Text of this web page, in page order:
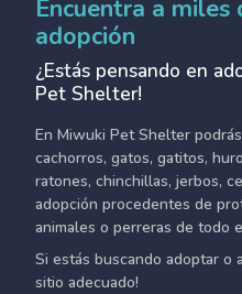
Encuentra a miles
adopción
¿Estás pensando en
Pet Shelter!
En Miwuki Pet Shelter
cachorros, gatos, gatitos,
ratones, chinchillas, jerbos,
adopción procedentes de
animales o perreras de todo
Si estás buscando adoptar o
sitio adecuado!